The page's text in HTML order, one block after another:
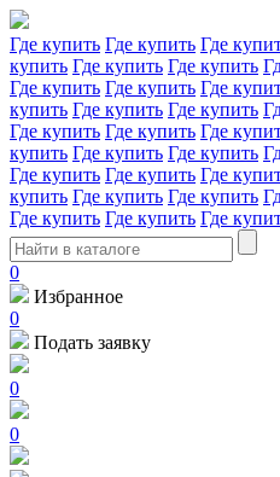
Где купить Где купить Где
купить Где купить Где купить
Где купить Где купить Где
купить Где купить Где купить
Где купить Где купить Где
купить Где купить Где купить
Где купить Где купить Где
купить Где купить Где купить
Где купить Где купить Где
0
Избранное
0
Подать заявку
0
0